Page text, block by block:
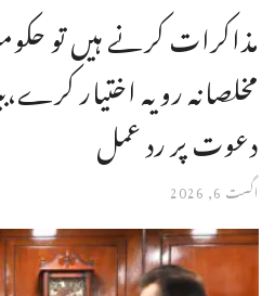
مذاکرات کرنے ہیں تو
مخلصانہ رویہ اختیار
دعوت پر رد عمل
اگست 6, 2026